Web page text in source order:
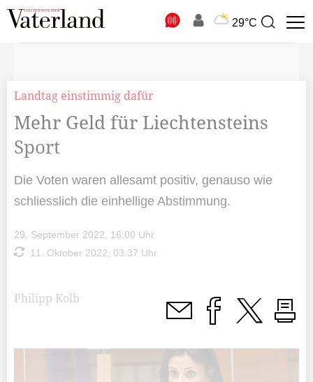
29°C
Suchbegriff
Landtag einstimmig dafür
Mehr Geld für Liechtensteins
Sport
Die Voten waren allesamt positiv, genauso wie
schliesslich die einhellige Abstimmung.
29. September 2022, 16:00 Uhr
11. Oktober 2022, 03:37 Uhr
Philipp Kolb